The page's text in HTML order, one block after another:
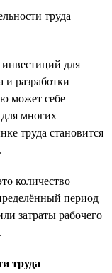
труда
для
и разработки
может себе
многих
труда становится
количество
период
затраты рабочего
труда